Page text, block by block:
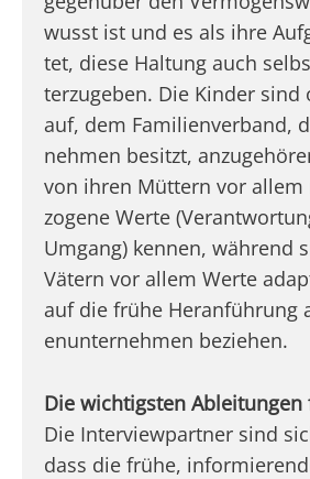
wusst ist und es als ihre
tet, die­se Hal­tung auch
terzugeben. Die Kin­der
auf, dem Fami­li­en­ver­band,
neh­men be­sitzt,
von ihren Müt­tern vor
zo­ge­ne Wer­te
Umgang) ken­nen, wäh­rend
Vätern vor allem Wer­te
auf die frü­he Her­an­füh­rung
en­un­ter­neh­men beziehen.
Die wich­tigs­ten Ablei­tun­gen
Die Inter­view­part­ner sind
dass die frü­he,